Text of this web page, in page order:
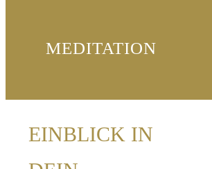
MEDITATION
EINBLICK IN